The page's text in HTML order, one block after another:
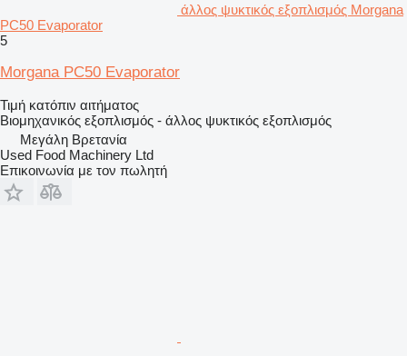
άλλος ψυκτικός εξοπλισμός Morgana
PC50 Evaporator
5
Morgana PC50 Evaporator
Τιμή κατόπιν αιτήματος
Βιομηχανικός εξοπλισμός - άλλος ψυκτικός εξοπλισμός
Μεγάλη Βρετανία
Used Food Machinery Ltd
Επικοινωνία με τον πωλητή